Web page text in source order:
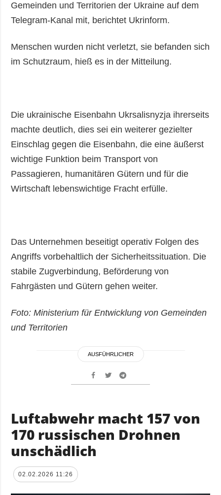
Gemeinden und Territorien der Ukraine auf dem
Telegram-Kanal mit, berichtet Ukrinform.
Menschen wurden nicht verletzt, sie befanden sich
im Schutzraum, hieß es in der Mitteilung.
Die ukrainische Eisenbahn Ukrsalisnyzja ihrerseits
machte deutlich, dies sei ein weiterer gezielter
Einschlag gegen die Eisenbahn, die eine äußerst
wichtige Funktion beim Transport von
Passagieren, humanitären Gütern und für die
Wirtschaft lebenswichtige Fracht erfülle.
Das Unternehmen beseitigt operativ Folgen des
Angriffs vorbehaltlich der Sicherheitssituation. Die
stabile Zugverbindung, Beförderung von
Fahrgästen und Gütern gehen weiter.
Foto: Ministerium für Entwicklung von Gemeinden
und Territorien
AUSFÜHRLICHER
Luftabwehr macht 157 von
170 russischen Drohnen
unschädlich
02.02.2026 11:26